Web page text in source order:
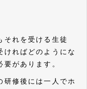
それを受ける生徒
ければどのようにな
があります。
研修後には一人でホ